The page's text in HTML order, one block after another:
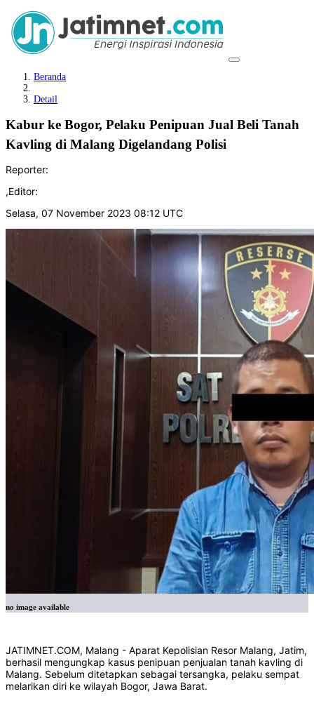
Beranda
Detail
Kabur ke Bogor, Pelaku Penipuan Jual Beli Tanah
Kavling di Malang Digelandang Polisi
Reporter:
,Editor:
Selasa, 07 November 2023 08:12 UTC
no image available
JATIMNET.COM, Malang - Aparat Kepolisian Resor Malang, Jatim,
berhasil mengungkap kasus penipuan penjualan tanah kavling di
Malang. Sebelum ditetapkan sebagai tersangka, pelaku sempat
melarikan diri ke wilayah Bogor, Jawa Barat.